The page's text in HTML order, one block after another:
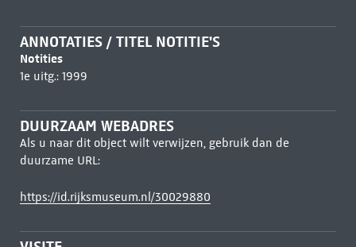
ANNOTATIES / TITEL NOTITIE'S
Notities
1e uitg.: 1999
DUURZAAM WEBADRES
Als u naar dit object wilt verwijzen, gebruik dan de
duurzame URL:
https://id.rijksmuseum.nl/30029880